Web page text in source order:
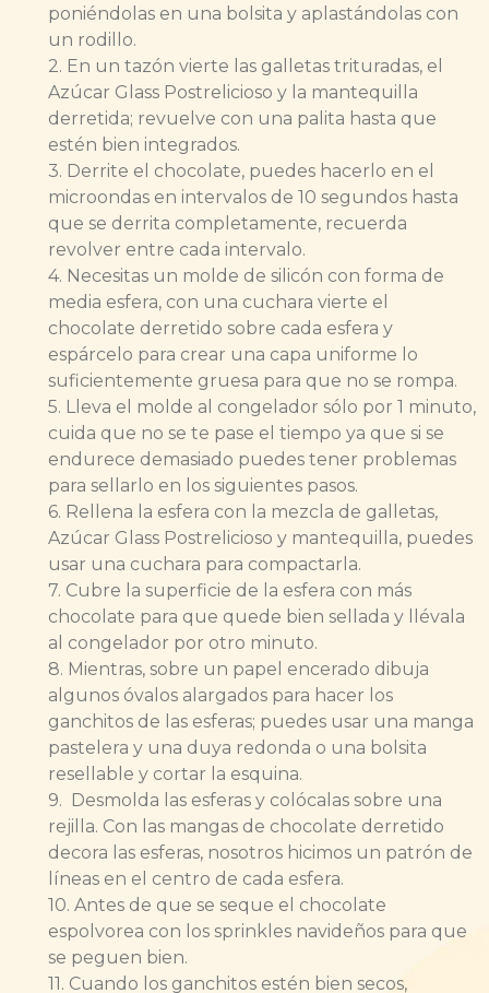
poniéndolas en una bolsita y aplastándolas con
un rodillo.
2. En un tazón vierte las galletas trituradas, el
Azúcar Glass Postrelicioso y la mantequilla
derretida; revuelve con una palita hasta que
estén bien integrados.
3. Derrite el chocolate, puedes hacerlo en el
microondas en intervalos de 10 segundos hasta
que se derrita completamente, recuerda
revolver entre cada intervalo.
4. Necesitas un molde de silicón con forma de
media esfera, con una cuchara vierte el
chocolate derretido sobre cada esfera y
espárcelo para crear una capa uniforme lo
suficientemente gruesa para que no se rompa.
5. Lleva el molde al congelador sólo por 1 minuto,
cuida que no se te pase el tiempo ya que si se
endurece demasiado puedes tener problemas
para sellarlo en los siguientes pasos.
6. Rellena la esfera con la mezcla de galletas,
Azúcar Glass Postrelicioso y mantequilla, puedes
usar una cuchara para compactarla.
7. Cubre la superficie de la esfera con más
chocolate para que quede bien sellada y llévala
al congelador por otro minuto.
8. Mientras, sobre un papel encerado dibuja
algunos óvalos alargados para hacer los
ganchitos de las esferas; puedes usar una manga
pastelera y una duya redonda o una bolsita
resellable y cortar la esquina.
9. Desmolda las esferas y colócalas sobre una
rejilla. Con las mangas de chocolate derretido
decora las esferas, nosotros hicimos un patrón de
líneas en el centro de cada esfera.
10. Antes de que se seque el chocolate
espolvorea con los sprinkles navideños para que
se peguen bien.
11. Cuando los ganchitos estén bien secos,